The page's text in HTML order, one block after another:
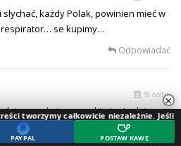
słychać, każdy Polak, powinien mieć w
se kupimy…
Odpowiadać
% temu
raz mówi, ze maski nic nie dają,
inne wytyczne, MM ma nas
ryżu, a Szumowski lobbysta
×
całkowicie niezależnie. Jeśli doceniasz
PAYPAL POSTAW KAWĘ